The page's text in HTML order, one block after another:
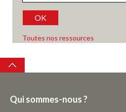
OK
Toutes nos ressources
Top
Qui sommes-nous ?